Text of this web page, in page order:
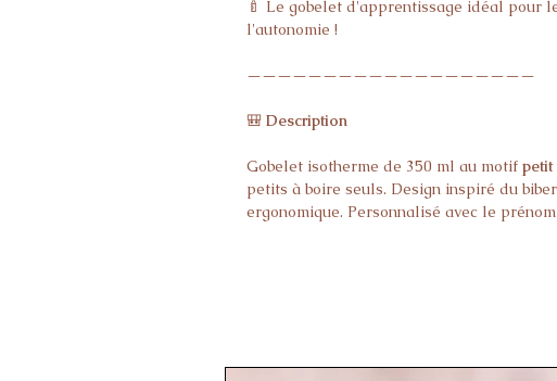
🍼 Le gobelet d'apprentissage idéal pour
l'autonomie !
———————————————————
🎒 Description
Gobelet isotherme de 350 ml au motif petit
petits à boire seuls. Design inspiré du
ergonomique. Personnalisé avec le